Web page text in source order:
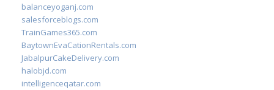
balanceyoganj.com
salesforceblogs.com
TrainGames365.com
BaytownEvaCationRentals.com
JabalpurCakeDelivery.com
halobjd.com
intelligenceqatar.com